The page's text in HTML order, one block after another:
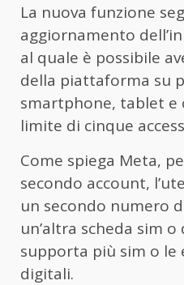
La nuova funzione
aggiornamento
al quale è possibile
della piattaforma su
smartphone, tablet e
limite di cinque
Come spiega Meta,
secondo account,
un secondo numero
un’altra scheda sim
supporta più sim o le
digitali.